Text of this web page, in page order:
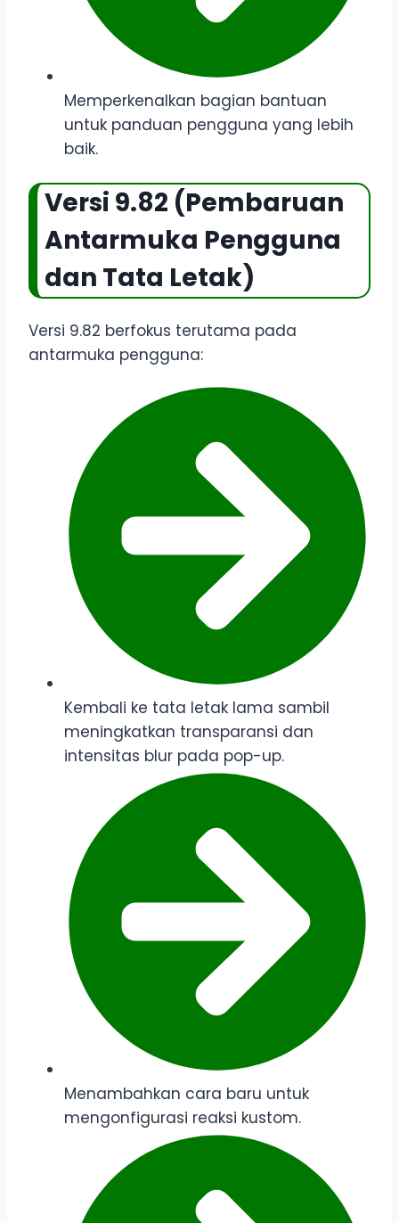
Memperkenalkan bagian bantuan
untuk panduan pengguna yang lebih
baik.
Versi 9.82 (Pembaruan
Antarmuka Pengguna
dan Tata Letak)
Versi 9.82 berfokus terutama pada
antarmuka pengguna:
Kembali ke tata letak lama sambil
meningkatkan transparansi dan
intensitas blur pada pop-up.
Menambahkan cara baru untuk
mengonfigurasi reaksi kustom.